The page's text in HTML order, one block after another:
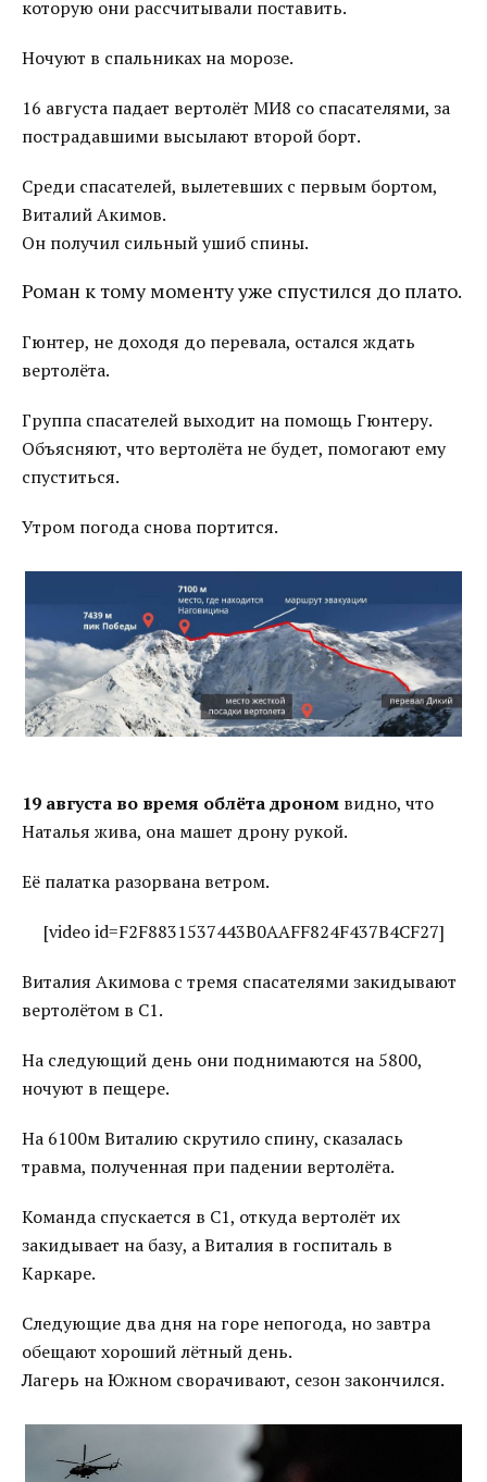
которую они рассчитывали поставить.
Ночуют в спальниках на морозе.
16 августа падает вертолёт МИ8 со спасателями, за
пострадавшими высылают второй борт.
Среди спасателей, вылетевших с первым бортом,
Виталий Акимов.
Он получил сильный ушиб спины.
Роман к тому моменту уже спустился до плато.
Гюнтер, не доходя до перевала, остался ждать
вертолёта.
Группа спасателей выходит на помощь Гюнтеру.
Объясняют, что вертолёта не будет, помогают ему
спуститься.
Утром погода снова портится.
19 августа во время облёта дроном видно, что
Наталья жива, она машет дрону рукой.
Её палатка разорвана ветром.
[video id=F2F8831537443B0AAFF824F437B4CF27]
Виталия Акимова с тремя спасателями закидывают
вертолётом в С1.
На следующий день они поднимаются на 5800,
ночуют в пещере.
На 6100м Виталию скрутило спину, сказалась
травма, полученная при падении вертолёта.
Команда спускается в С1, откуда вертолёт их
закидывает на базу, а Виталия в госпиталь в
Каркаре.
Следующие два дня на горе непогода, но завтра
обещают хороший лётный день.
Лагерь на Южном сворачивают, сезон закончился.